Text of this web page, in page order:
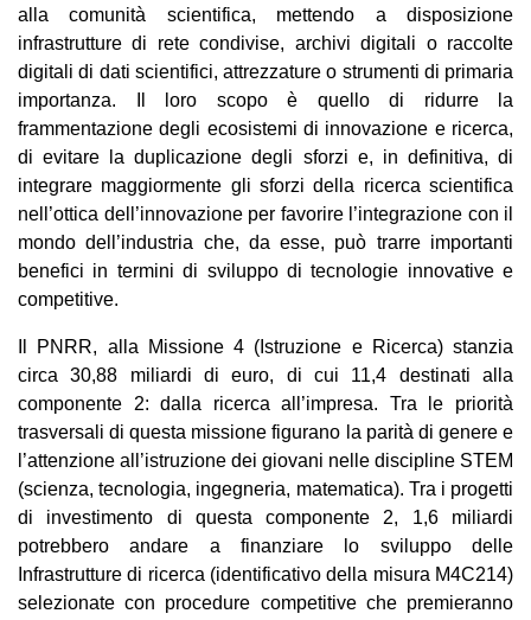
alla comunità scientifica, mettendo a disposizione
infrastrutture di rete condivise, archivi digitali o raccolte
digitali di dati scientifici, attrezzature o strumenti di primaria
importanza. Il loro scopo è quello di ridurre la
frammentazione degli ecosistemi di innovazione e ricerca,
di evitare la duplicazione degli sforzi e, in definitiva, di
integrare maggiormente gli sforzi della ricerca scientifica
nell’ottica dell’innovazione per favorire l’integrazione con il
mondo dell’industria che, da esse, può trarre importanti
benefici in termini di sviluppo di tecnologie innovative e
competitive.
Il PNRR, alla Missione 4 (Istruzione e Ricerca) stanzia
circa 30,88 miliardi di euro, di cui 11,4 destinati alla
componente 2: dalla ricerca all’impresa. Tra le priorità
trasversali di questa missione figurano la parità di genere e
l’attenzione all’istruzione dei giovani nelle discipline STEM
(scienza, tecnologia, ingegneria, matematica). Tra i progetti
di investimento di questa componente 2, 1,6 miliardi
potrebbero andare a finanziare lo sviluppo delle
Infrastrutture di ricerca (identificativo della misura M4C214)
selezionate con procedure competitive che premieranno